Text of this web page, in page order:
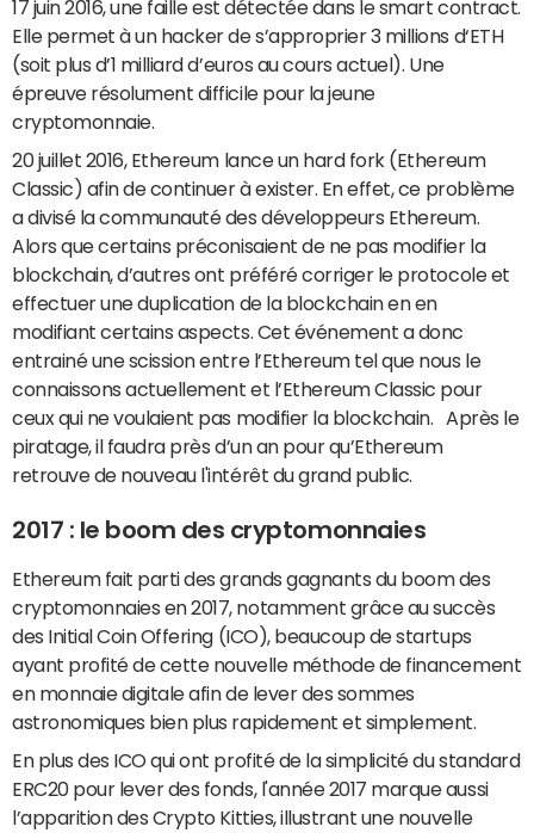
17 juin 2016, une faille est détectée dans le smart contract.
Elle permet à un hacker de s’approprier 3 millions d‘ETH
(soit plus d’1 milliard d’euros au cours actuel). Une
épreuve résolument difficile pour la jeune
cryptomonnaie.
20 juillet 2016, Ethereum lance un hard fork (Ethereum
Classic) afin de continuer à exister. En effet, ce problème
a divisé la communauté des développeurs Ethereum.
Alors que certains préconisaient de ne pas modifier la
blockchain, d’autres ont préféré corriger le protocole et
effectuer une duplication de la blockchain en en
modifiant certains aspects. Cet événement a donc
entrainé une scission entre l’Ethereum tel que nous le
connaissons actuellement et l’Ethereum Classic pour
ceux qui ne voulaient pas modifier la blockchain. Après le
piratage, il faudra près d’un an pour qu’Ethereum
retrouve de nouveau l'intérêt du grand public.
2017 : le boom des cryptomonnaies
Ethereum fait parti des grands gagnants du boom des
cryptomonnaies en 2017, notamment grâce au succès
des Initial Coin Offering (ICO), beaucoup de startups
ayant profité de cette nouvelle méthode de financement
en monnaie digitale afin de lever des sommes
astronomiques bien plus rapidement et simplement.
En plus des ICO qui ont profité de la simplicité du standard
ERC20 pour lever des fonds, l'année 2017 marque aussi
l’apparition des Crypto Kitties, illustrant une nouvelle